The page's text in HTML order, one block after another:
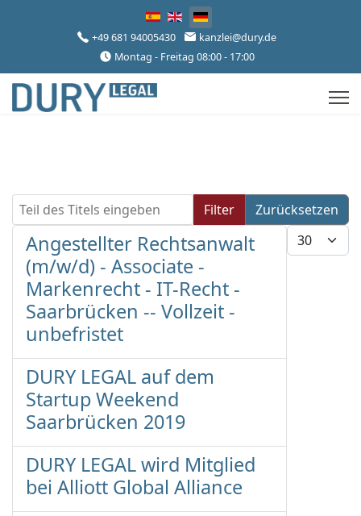
Sprache auswählen
+49 681 94005430
kanzlei@dury.de
Montag - Freitag 08:00 - 17:00
Teil des Titels eingeben Filter
Zurücksetzen
Anzeige #
Angestellter Rechtsanwalt
(m/w/d) - Associate -
Markenrecht - IT-Recht -
Saarbrücken -- Vollzeit -
unbefristet
DURY LEGAL auf dem
Startup Weekend
Saarbrücken 2019
DURY LEGAL wird Mitglied
bei Alliott Global Alliance